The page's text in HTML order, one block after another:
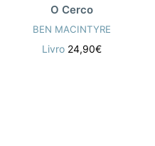
O Cerco
BEN MACINTYRE
Livro 24,90€